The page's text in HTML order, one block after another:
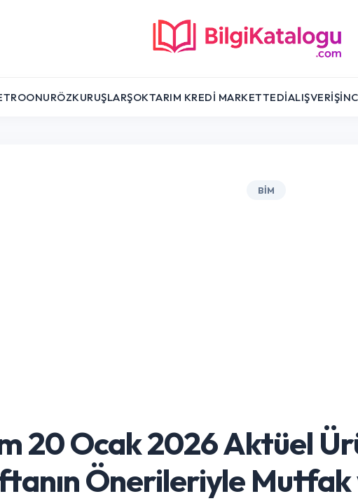
ONURÖZKURUŞLARŞOKTARIM KREDI MARKETTEDIALIŞVERIŞ
BIM
20 Ocak 2026 Aktüel
Önerileriyle Mutfak